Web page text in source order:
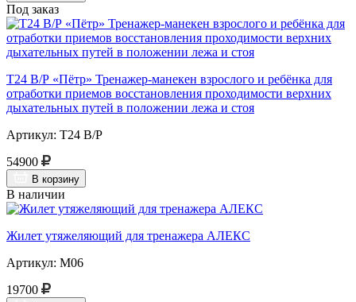
Под заказ
Т24 В/Р «Пётр» Тренажер-манекен взрослого и ребёнка для
отработки приемов восстановления проходимости верхних
дыхательных путей в положении лежа и стоя
Артикул: Т24 В/Р
54900
В корзину
В наличии
Жилет утяжеляющий для тренажера АЛЕКС
Артикул: М06
19700